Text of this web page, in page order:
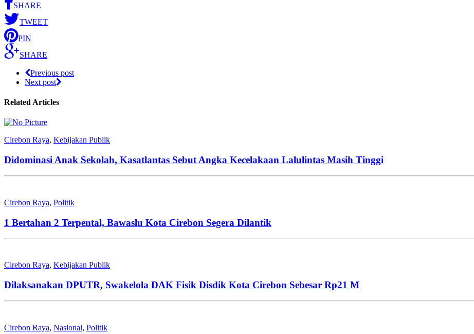
SHARE
TWEET
PIN
SHARE
Previous post
Next post
Related Articles
Cirebon Raya, Kebijakan Publik
Didominasi Anak Sekolah, Kasatlantas Sebut Angka Kecelakaan Lalulintas Masih Tinggi
Cirebon Raya, Politik
1 Bertahan 2 Terpental, Bawaslu Kota Cirebon Segera Dilantik
Cirebon Raya, Kebijakan Publik
Dilaksanakan DPUTR, Swakelola DAK Fisik Disdik Kota Cirebon Sebesar Rp21 M
Cirebon Raya, Nasional, Politik